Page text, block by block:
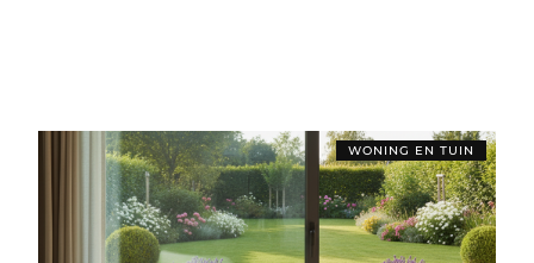
WONING EN TUIN